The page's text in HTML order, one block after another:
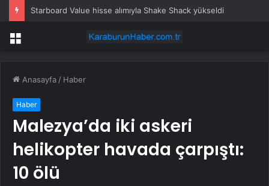
Starboard Value hisse alımıyla Shake Shack yükseldi
Menü
Anasayfa / Haber
Haber
Malezya’da iki askeri
helikopter havada çarpıştı:
10 ölü